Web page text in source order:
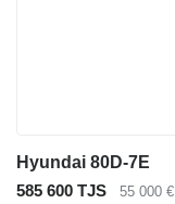
Hyundai 80D-7E
585 600 TJS
55 000 €